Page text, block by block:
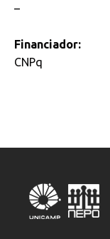
–
Financiador:
CNPq